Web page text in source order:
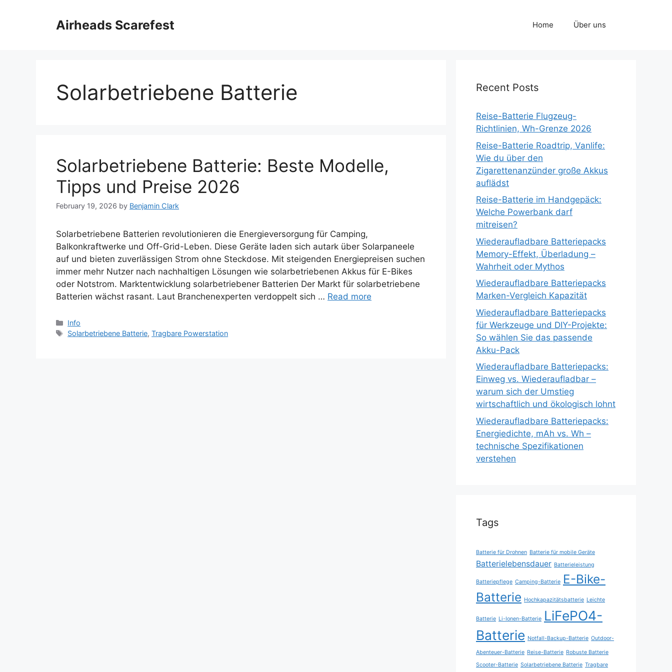
Airheads Scarefest Home Über uns
Solarbetriebene Batterie
Solarbetriebene Batterie: Beste Modelle,
Tipps und Preise 2026
February 19, 2026 by Benjamin Clark
Solarbetriebene Batterien revolutionieren die Energieversorgung für Camping,
Balkonkraftwerke und Off-Grid-Leben. Diese Geräte laden sich autark über Solarpaneele
auf und bieten zuverlässigen Strom ohne Steckdose. Mit steigenden Energiepreisen suchen
immer mehr Nutzer nach nachhaltigen Lösungen wie solarbetriebenen Akkus für E-Bikes
oder Notstrom. Marktentwicklung solarbetriebener Batterien Der Markt für solarbetriebene
Batterien wächst rasant. Laut Branchenexperten verdoppelt sich … Read more
Categories
Info
Tags
Solarbetriebene Batterie,Tragbare Powerstation
Recent Posts
Reise-Batterie Flugzeug-
Richtlinien, Wh-Grenze 2026
Reise-Batterie Roadtrip, Vanlife:
Wie du über den
Zigarettenanzünder große Akkus
auflädst
Reise-Batterie im Handgepäck:
Welche Powerbank darf
mitreisen?
Wiederaufladbare Batteriepacks
Memory-Effekt, Überladung –
Wahrheit oder Mythos
Wiederaufladbare Batteriepacks
Marken-Vergleich Kapazität
Wiederaufladbare Batteriepacks
für Werkzeuge und DIY-Projekte:
So wählen Sie das passende
Akku-Pack
Wiederaufladbare Batteriepacks:
Einweg vs. Wiederaufladbar –
warum sich der Umstieg
wirtschaftlich und ökologisch lohnt
Wiederaufladbare Batteriepacks:
Energiedichte, mAh vs. Wh –
technische Spezifikationen
verstehen
Tags
Batterie für Drohnen Batterie für mobile Geräte
Batterielebensdauer Batterieleistung
Batteriepflege Camping-Batterie E-Bike-
Batterie Hochkapazitätsbatterie Leichte
Batterie Li-Ionen-Batterie LiFePO4-
Batterie Notfall-Backup-Batterie Outdoor-
Abenteuer-Batterie Reise-Batterie Robuste Batterie
Scooter-Batterie Solarbetriebene Batterie Tragbare